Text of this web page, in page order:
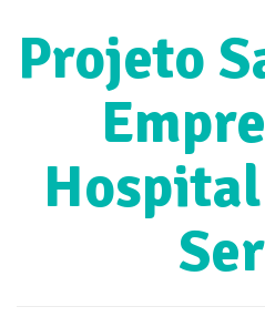
Projeto